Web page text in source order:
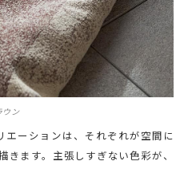
ウン
エーションは、それぞれが空間に
きます。主張しすぎない色彩が、